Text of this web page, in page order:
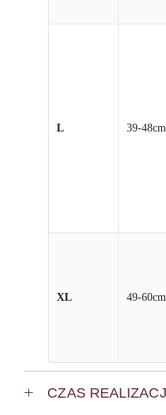
L 39-48cm
XL 49-60cm
CZAS